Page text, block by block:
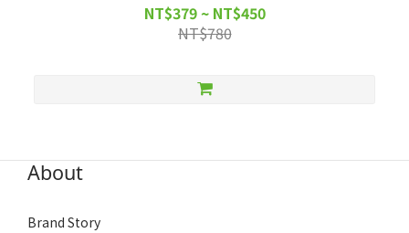
NT$379 ~ NT$450
NT$780
About
Brand Story